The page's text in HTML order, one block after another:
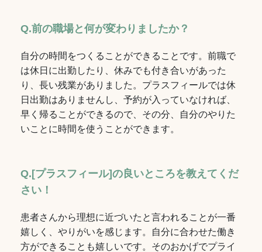
Q.前の職場と何が変わりましたか？
自分の時間をつくることができることです。前職で
は休日に出勤したり、休みでも付き合いがあった
り、長い残業がありました。プラスフィールでは休
日出勤はありませんし、予約が入っていなければ、
早く帰ることができるので、その分、自分のやりた
いことに時間を使うことができます。
Q. [プラスフィール]の良いところを教えてくだ
さい！
患者さんから理想に近づいたと言われることが一番
嬉しく、やりがいを感じます。自分に合わせた働き
方ができることも嬉しいです。そのおかげでプライ